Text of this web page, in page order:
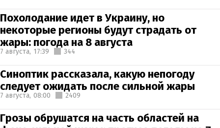
Похолодание идет в Украину, но
некоторые регионы будут страдать от
жары: погода на 8 августа
7 августа, 17:39 344
Синоптик рассказала, какую непогоду
следует ожидать после сильной жары
7 августа, 08:00 2409
Грозы обрушатся на часть областей на